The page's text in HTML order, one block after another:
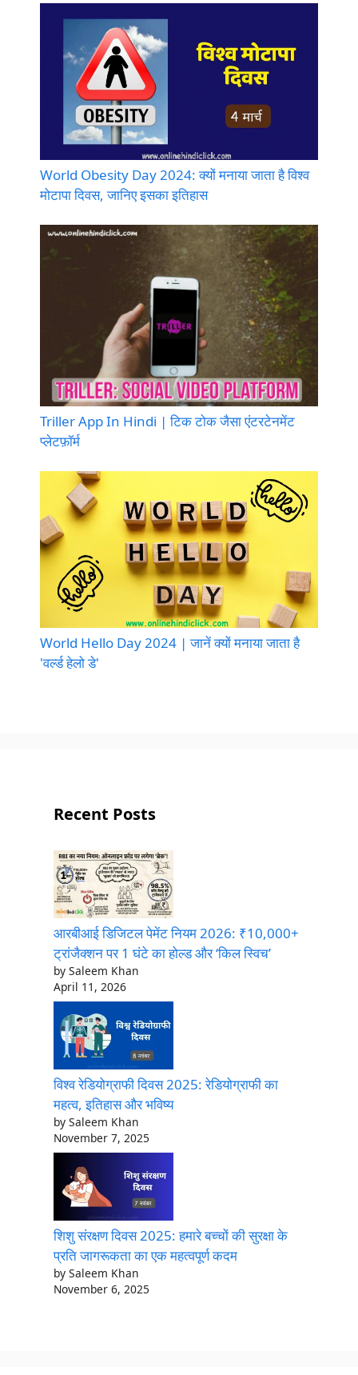
World Obesity Day 2024: क्यों मनाया जाता है विश्व
मोटापा दिवस, जानिए इसका इतिहास
Triller App In Hindi | टिक टोक जैसा एंटरटेनमेंट
प्लेटफ़ॉर्म
World Hello Day 2024 | जानें क्यों मनाया जाता है
'वर्ल्ड हेलो डे'
Recent Posts
आरबीआई डिजिटल पेमेंट नियम 2026: ₹10,000+
ट्रांजैक्शन पर 1 घंटे का होल्ड और ‘किल स्विच’
by Saleem Khan
April 11, 2026
विश्व रेडियोग्राफी दिवस 2025: रेडियोग्राफी का
महत्व, इतिहास और भविष्य
by Saleem Khan
November 7, 2025
शिशु संरक्षण दिवस 2025: हमारे बच्चों की सुरक्षा के
प्रति जागरूकता का एक महत्वपूर्ण कदम
by Saleem Khan
November 6, 2025